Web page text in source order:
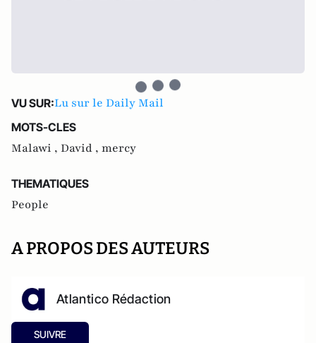
VU SUR:Lu sur le Daily Mail
MOTS-CLES
Malawi , David , mercy
THEMATIQUES
People
A PROPOS DES AUTEURS
Atlantico Rédaction
SUIVRE